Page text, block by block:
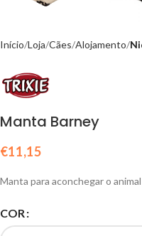
Início Loja Cães Alojamento
Manta Barney
€11,15
Manta para aconchegar o
COR